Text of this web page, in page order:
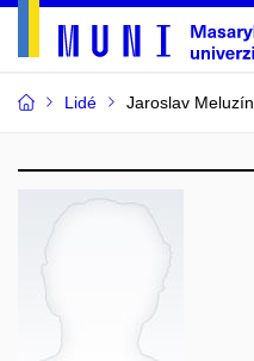
Lidé Jaroslav Meluzín